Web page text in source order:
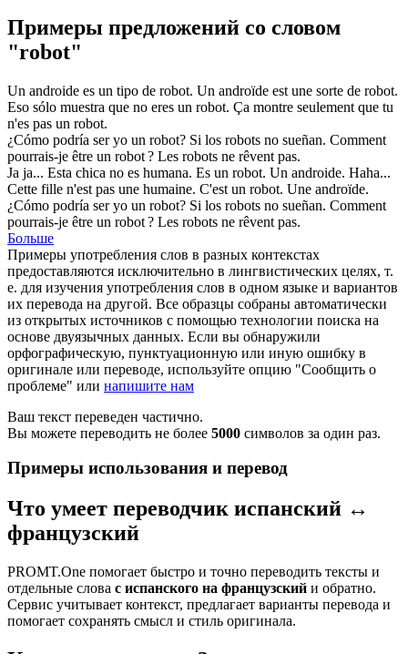
Примеры предложений со словом
"robot"
Un androide es un tipo de robot. Un androïde est une sorte de robot.
Eso sólo muestra que no eres un robot. Ça montre seulement que tu
n'es pas un robot.
¿Cómo podría ser yo un robot? Si los robots no sueñan. Comment
pourrais-je être un robot? Les robots ne rêvent pas.
Ja ja... Esta chica no es humana. Es un robot. Un androide. Haha...
Cette fille n'est pas une humaine. C'est un robot. Une androïde.
¿Cómo podría ser yo un robot? Si los robots no sueñan. Comment
pourrais-je être un robot? Les robots ne rêvent pas.
Больше
Примеры употребления слов в разных контекстах
предоставляются исключительно в лингвистических целях, т.
е. для изучения употребления слов в одном языке и вариантов
их перевода на другой. Все образцы собраны автоматически
из открытых источников с помощью технологии поиска на
основе двуязычных данных. Если вы обнаружили
орфографическую, пунктуационную или иную ошибку в
оригинале или переводе, используйте опцию "Сообщить о
проблеме" или напишите нам
Ваш текст переведен частично.
Вы можете переводить не более 5000 символов за один раз.
Примеры использования и перевод
Что умеет переводчик испанский ↔
французский
PROMT.One помогает быстро и точно переводить тексты и
отдельные слова с испанского на французский и обратно.
Сервис учитывает контекст, предлагает варианты перевода и
помогает сохранять смысл и стиль оригинала.